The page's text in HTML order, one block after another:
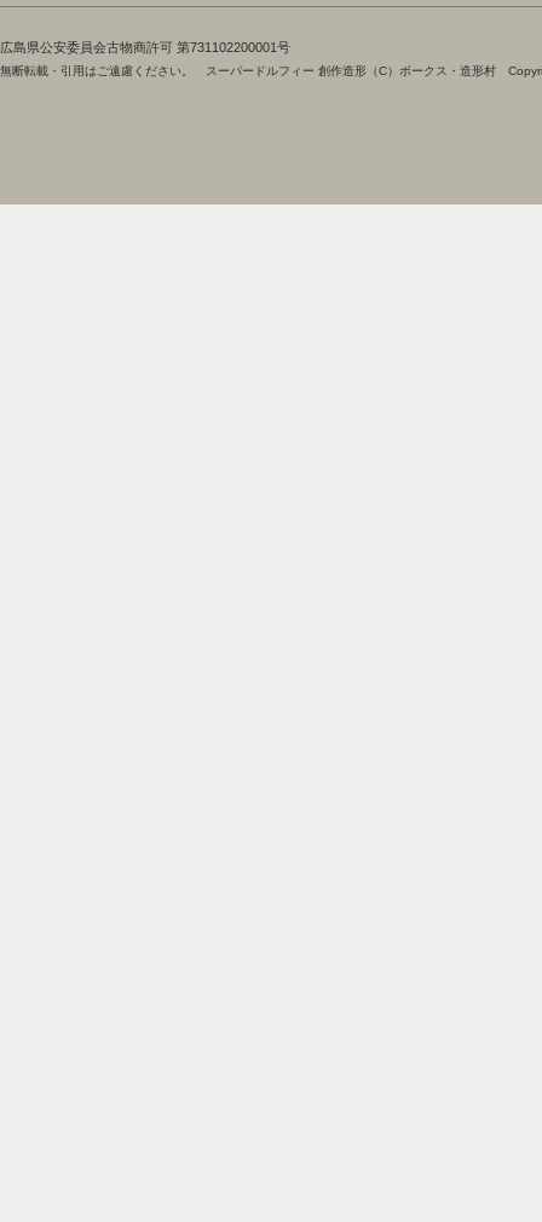
​広島県公安委員会古物商許可 第731102200001号
無断転載・引用はご遠慮ください。 スーパードルフィー 創作造形（C）ボークス・造形村